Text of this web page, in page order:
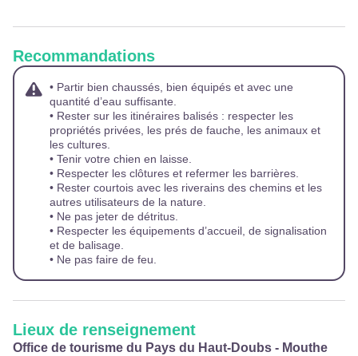
Recommandations
• Partir bien chaussés, bien équipés et avec une
quantité d’eau suffisante.
• Rester sur les itinéraires balisés : respecter les
propriétés privées, les prés de fauche, les animaux et
les cultures.
• Tenir votre chien en laisse.
• Respecter les clôtures et refermer les barrières.
• Rester courtois avec les riverains des chemins et les
autres utilisateurs de la nature.
• Ne pas jeter de détritus.
• Respecter les équipements d’accueil, de signalisation
et de balisage.
• Ne pas faire de feu.
Lieux de renseignement
Office de tourisme du Pays du Haut-Doubs - Mouthe